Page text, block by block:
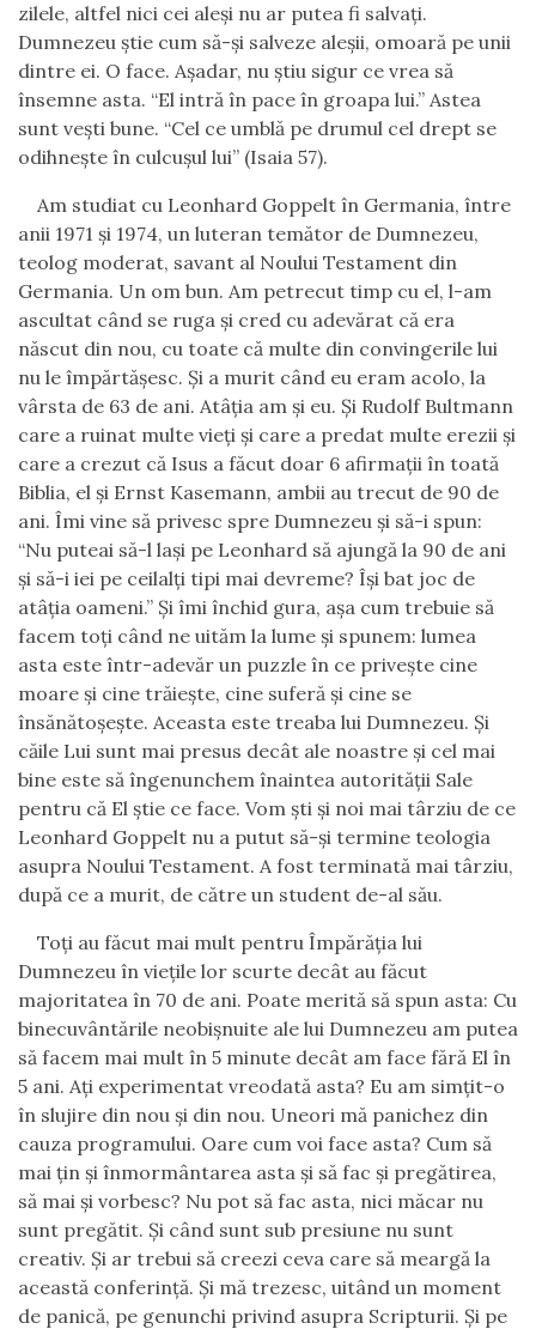
zilele, altfel nici cei aleşi nu ar putea fi salvaţi.
Dumnezeu ştie cum să-şi salveze aleşii, omoară pe unii
dintre ei. O face. Aşadar, nu ştiu sigur ce vrea să
însemne asta. “El intră în pace în groapa lui.” Astea
sunt veşti bune. “Cel ce umblă pe drumul cel drept se
odihneşte în culcuşul lui” (Isaia 57).
Am studiat cu Leonhard Goppelt în Germania, între
anii 1971 şi 1974, un luteran temător de Dumnezeu,
teolog moderat, savant al Noului Testament din
Germania. Un om bun. Am petrecut timp cu el, l-am
ascultat când se ruga şi cred cu adevărat că era
născut din nou, cu toate că multe din convingerile lui
nu le împărtăşesc. Şi a murit când eu eram acolo, la
vârsta de 63 de ani. Atâţia am şi eu. Şi Rudolf Bultmann
care a ruinat multe vieţi şi care a predat multe erezii şi
care a crezut că Isus a făcut doar 6 afirmaţii în toată
Biblia, el și Ernst Kasemann, ambii au trecut de 90 de
ani. Îmi vine să privesc spre Dumnezeu şi să-i spun:
“Nu puteai să-l laşi pe Leonhard să ajungă la 90 de ani
şi să-i iei pe ceilalţi tipi mai devreme? Îşi bat joc de
atâţia oameni.” Şi îmi închid gura, aşa cum trebuie să
facem toţi când ne uităm la lume şi spunem: lumea
asta este într-adevăr un puzzle în ce priveşte cine
moare şi cine trăieşte, cine suferă şi cine se
însănătoşeşte. Aceasta este treaba lui Dumnezeu. Şi
căile Lui sunt mai presus decât ale noastre şi cel mai
bine este să îngenunchem înaintea autorităţii Sale
pentru că El ştie ce face. Vom şti şi noi mai târziu de ce
Leonhard Goppelt nu a putut să-şi termine teologia
asupra Noului Testament. A fost terminată mai târziu,
după ce a murit, de către un student de-al său.
Toţi au făcut mai mult pentru Împărăţia lui
Dumnezeu în vieţile lor scurte decât au făcut
majoritatea în 70 de ani. Poate merită să spun asta: Cu
binecuvântările neobişnuite ale lui Dumnezeu am putea
să facem mai mult în 5 minute decât am face fără El în
5 ani. Aţi experimentat vreodată asta? Eu am simţit-o
în slujire din nou şi din nou. Uneori mă panichez din
cauza programului. Oare cum voi face asta? Cum să
mai ţin şi înmormântarea asta şi să fac şi pregătirea,
să mai şi vorbesc? Nu pot să fac asta, nici măcar nu
sunt pregătit. Şi când sunt sub presiune nu sunt
creativ. Şi ar trebui să creezi ceva care să meargă la
această conferinţă. Şi mă trezesc, uitând un moment
de panică, pe genunchi privind asupra Scripturii. Şi pe